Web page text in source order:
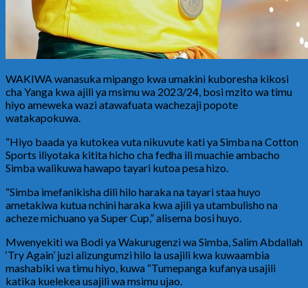
WAKIWA wanasuka mipango kwa umakini kuboresha kikosi
cha Yanga kwa ajili ya msimu wa 2023/24, bosi mzito wa timu
hiyo ameweka wazi atawafuata wachezaji popote
watakapokuwa.
“Hiyo baada ya kutokea vuta nikuvute kati ya Simba na Cotton
Sports iliyotaka kitita hicho cha fedha ili muachie ambacho
Simba walikuwa hawapo tayari kutoa pesa hizo.
“Simba imefanikisha dili hilo haraka na tayari staa huyo
ametakiwa kutua nchini haraka kwa ajili ya utambulisho na
acheze michuano ya Super Cup,” alisema bosi huyo.
Mwenyekiti wa Bodi ya Wakurugenzi wa Simba, Salim Abdallah
‘Try Again’ juzi alizungumzi hilo la usajili kwa kuwaambia
mashabiki wa timu hiyo, kuwa “Tumepanga kufanya usajili
katika kuelekea usajili wa msimu ujao.